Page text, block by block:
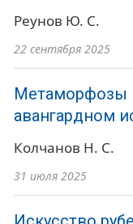
Реунов Ю. С.
22 сентября 2025
Метаморфозы
авангардном
Колчанов Н. С.
31 июля 2025